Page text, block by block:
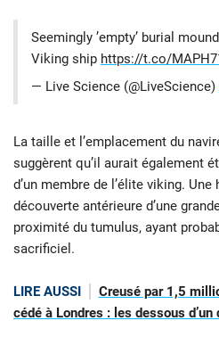
Seemingly ’empty’ burial
Viking ship https://t.co/
— Live Science (@LiveScience)
La taille et l’emplacement du
suggèrent qu’il aurait également
d’un membre de l’élite viking.
découverte antérieure d’une
proximité du tumulus, ayant
sacrificiel.
LIRE AUSSI
Creusé par 1,5
cédé à Londres : les dessous